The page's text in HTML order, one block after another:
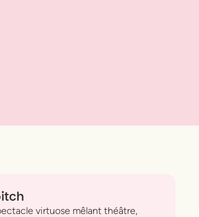
virtuose mêlant théâtre,